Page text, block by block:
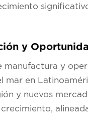
y
manufactura y
mar en
y nuevos